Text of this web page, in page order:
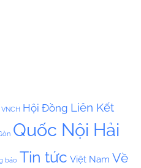
Hội Đồng Liên Kết
Quốc Nội Hải
báo Tin tức Việt Nam Về